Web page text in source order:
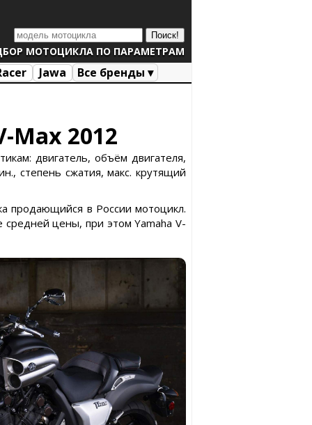
МОТОЦИКЛА ПО ПАРАМЕТРАМ
Jawa
Все бренды ▾
Max 2012
двигатель, объём двигателя,
степень сжатия, макс. крутящий
продающийся в России мотоцикл.
цены, при этом Yamaha V-